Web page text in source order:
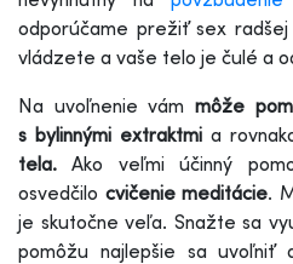
odporúčame prežiť sex
vládzete a vaše telo je čulé a
Na uvoľnenie vámmôže
s bylinnými extraktmia
tela. Ako veľmi účinný
osvedčilo cvičenie meditácie.
je skutočne veľa. Snažte sa
pomôžu najlepšie sa